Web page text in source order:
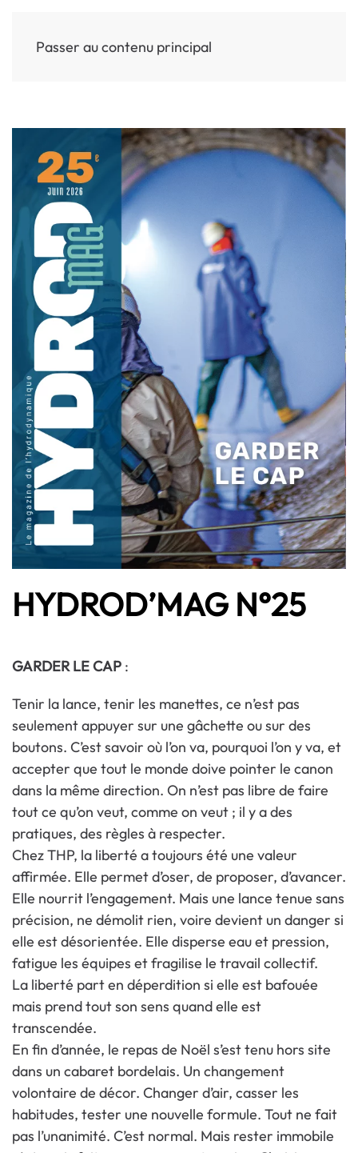
Passer au contenu principal
HYDROD’MAG N°25
GARDER LE CAP :
Tenir la lance, tenir les manettes, ce n’est pas
seulement appuyer sur une gâchette ou sur des
boutons. C’est savoir où l’on va, pourquoi l’on y va, et
accepter que tout le monde doive pointer le canon
dans la même direction. On n’est pas libre de faire
tout ce qu’on veut, comme on veut ; il y a des
pratiques, des règles à respecter.
Chez THP, la liberté a toujours été une valeur
affirmée. Elle permet d’oser, de proposer, d’avancer.
Elle nourrit l’engagement. Mais une lance tenue sans
précision, ne démolit rien, voire devient un danger si
elle est désorientée. Elle disperse eau et pression,
fatigue les équipes et fragilise le travail collectif.
La liberté part en déperdition si elle est bafouée
mais prend tout son sens quand elle est
transcendée.
En fin d’année, le repas de Noël s’est tenu hors site
dans un cabaret bordelais. Un changement
volontaire de décor. Changer d’air, casser les
habitudes, tester une nouvelle formule. Tout ne fait
pas l’unanimité. C’est normal. Mais rester immobile